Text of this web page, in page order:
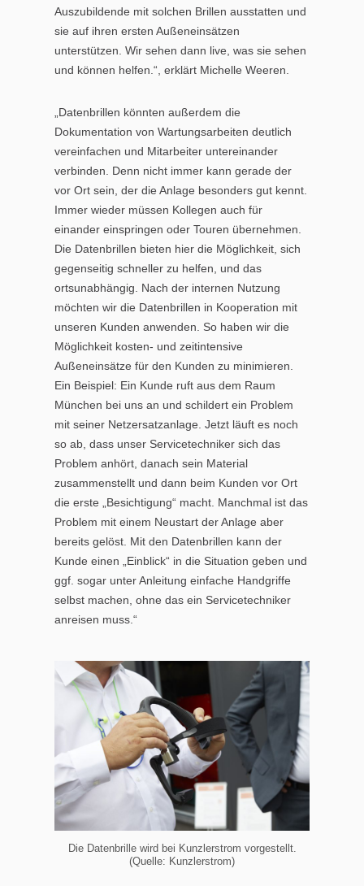
Auszubildende mit solchen Brillen ausstatten und
sie auf ihren ersten Außeneinsätzen
unterstützen. Wir sehen dann live, was sie sehen
und können helfen.“, erklärt Michelle Weeren.
„Datenbrillen könnten außerdem die
Dokumentation von Wartungsarbeiten deutlich
vereinfachen und Mitarbeiter untereinander
verbinden. Denn nicht immer kann gerade der
vor Ort sein, der die Anlage besonders gut kennt.
Immer wieder müssen Kollegen auch für
einander einspringen oder Touren übernehmen.
Die Datenbrillen bieten hier die Möglichkeit, sich
gegenseitig schneller zu helfen, und das
ortsunabhängig. Nach der internen Nutzung
möchten wir die Datenbrillen in Kooperation mit
unseren Kunden anwenden. So haben wir die
Möglichkeit kosten- und zeitintensive
Außeneinsätze für den Kunden zu minimieren.
Ein Beispiel: Ein Kunde ruft aus dem Raum
München bei uns an und schildert ein Problem
mit seiner Netzersatzanlage. Jetzt läuft es noch
so ab, dass unser Servicetechniker sich das
Problem anhört, danach sein Material
zusammenstellt und dann beim Kunden vor Ort
die erste „Besichtigung“ macht. Manchmal ist das
Problem mit einem Neustart der Anlage aber
bereits gelöst. Mit den Datenbrillen kann der
Kunde einen „Einblick“ in die Situation geben und
ggf. sogar unter Anleitung einfache Handgriffe
selbst machen, ohne das ein Servicetechniker
anreisen muss.“
Die Datenbrille wird bei Kunzlerstrom vorgestellt.
(Quelle: Kunzlerstrom)